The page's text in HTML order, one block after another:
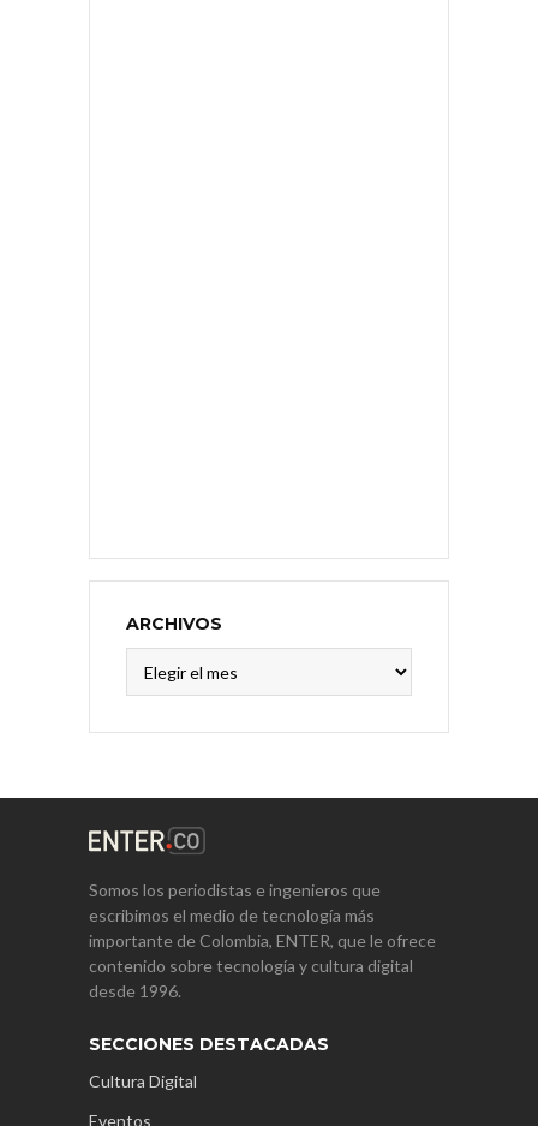
ARCHIVOS
Somos los periodistas e ingenieros que
escribimos el medio de tecnología más
importante de Colombia, ENTER, que le ofrece
contenido sobre tecnología y cultura digital
desde 1996.
SECCIONES DESTACADAS
Cultura Digital
Eventos